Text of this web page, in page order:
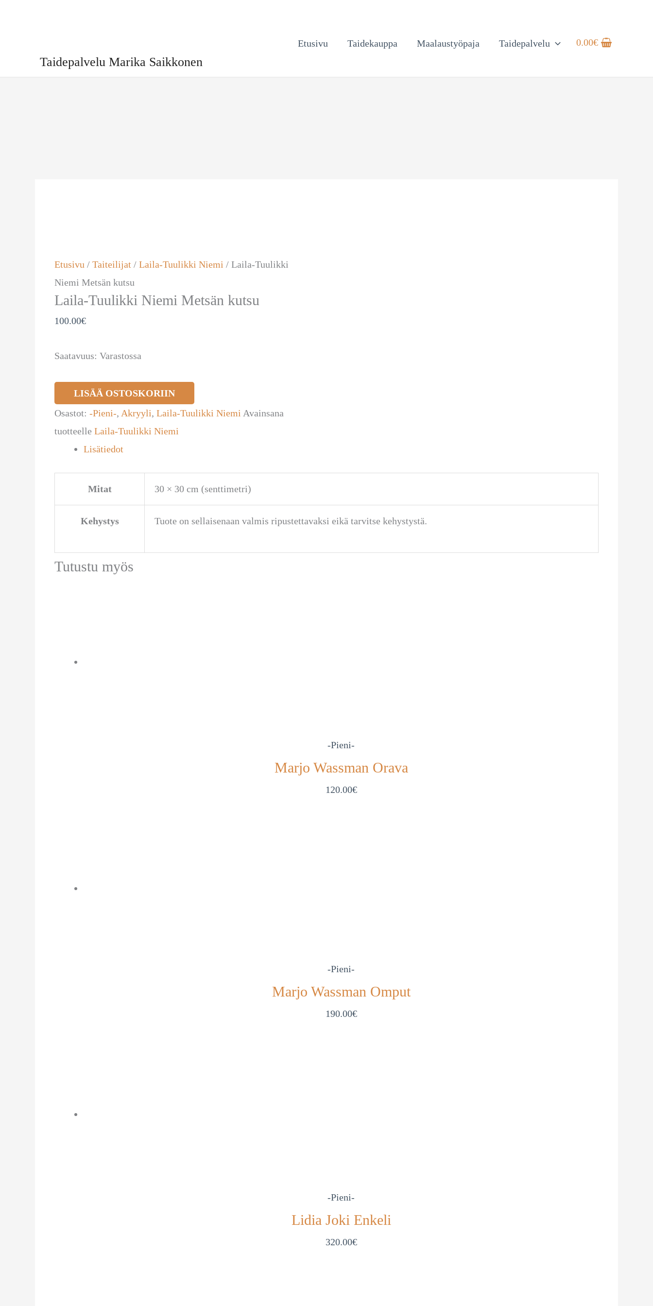
Taidepalvelu Marika Saikkonen
Etusivu Taidekauppa Maalaustyöpaja Taidepalvelu 0.00€
Etusivu / Taiteilijat / Laila-Tuulikki Niemi / Laila-Tuulikki
Niemi Metsän kutsu
Laila-Tuulikki Niemi Metsän kutsu
100.00€
Saatavuus: Varastossa
kutsu
määrä
LISÄÄ OSTOSKORIIN
Osastot: -Pieni-, Akryyli, Laila-Tuulikki Niemi Avainsana
tuotteelle Laila-Tuulikki Niemi
Lisätiedot
Mitat 30 × 30 cm (senttimetri)
Kehystys Tuote on sellaisenaan valmis ripustettavaksi eikä tarvitse kehystystä.
Tutustu myös
-Pieni-
Marjo Wassman Orava
120.00€
-Pieni-
Marjo Wassman Omput
190.00€
-Pieni-
Lidia Joki Enkeli
320.00€